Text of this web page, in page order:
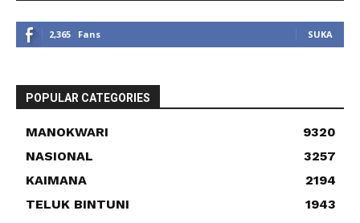
2,365 Fans SUKA
POPULAR CATEGORIES
MANOKWARI
9320
NASIONAL
3257
KAIMANA
2194
TELUK BINTUNI
1943